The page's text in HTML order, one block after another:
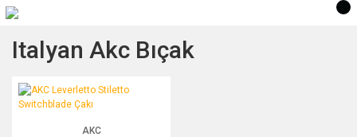
Italyan Akc Bıçak
AKC Leverletto Stiletto Switchblade Çakı
AKC